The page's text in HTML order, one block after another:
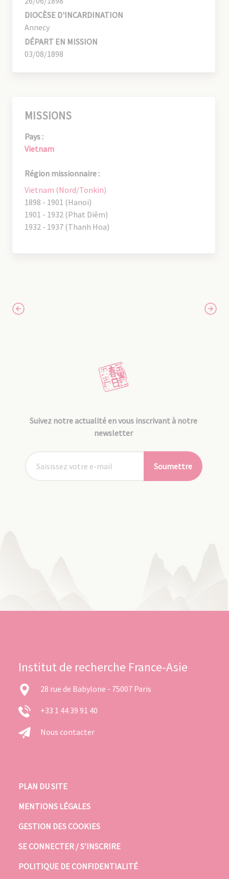
DIOCÈSE D'INCARDINATION
Annecy
DÉPART EN MISSION
03/08/1898
MISSIONS
Pays :
Vietnam
Région missionnaire :
Vietnam (Nord/Tonkin)
1898 - 1901 (Hanoi)
1901 - 1932 (Phat Diêm)
1932 - 1937 (Thanh Hoa)
Suivez notre actualité en vous inscrivant à notre
newsletter
Soumettre
Institut de recherche France-Asie
28 rue de Babylone - 75007 Paris
+33 1 44 39 91 40
Nous contacter
PLAN DU SITE
MENTIONS LÉGALES
GESTION DES COOKIES
SE CONNECTER / S’INSCRIRE
POLITIQUE DE CONFIDENTIALITÉ